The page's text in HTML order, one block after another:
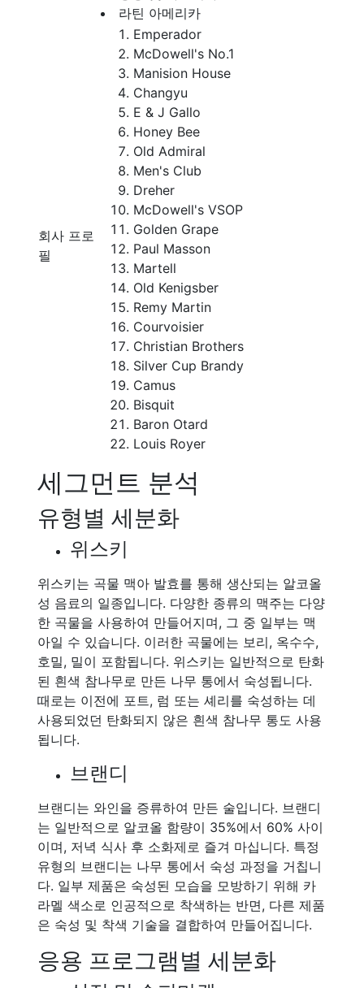
라틴 아메리카
회사 프로
필
Emperador
McDowell's No.1
Manision House
Changyu
E & J Gallo
Honey Bee
Old Admiral
Men's Club
Dreher
McDowell's VSOP
Golden Grape
Paul Masson
Martell
Old Kenigsber
Remy Martin
Courvoisier
Christian Brothers
Silver Cup Brandy
Camus
Bisquit
Baron Otard
Louis Royer
세그먼트 분석
유형별 세분화
위스키
위스키는 곡물 맥아 발효를 통해 생산되는 알코올
성 음료의 일종입니다. 다양한 종류의 맥주는 다양
한 곡물을 사용하여 만들어지며, 그 중 일부는 맥
아일 수 있습니다. 이러한 곡물에는 보리, 옥수수,
호밀, 밀이 포함됩니다. 위스키는 일반적으로 탄화
된 흰색 참나무로 만든 나무 통에서 숙성됩니다.
때로는 이전에 포트, 럼 또는 셰리를 숙성하는 데
사용되었던 탄화되지 않은 흰색 참나무 통도 사용
됩니다.
브랜디
브랜디는 와인을 증류하여 만든 술입니다. 브랜디
는 일반적으로 알코올 함량이 35%에서 60% 사이
이며, 저녁 식사 후 소화제로 즐겨 마십니다. 특정
유형의 브랜디는 나무 통에서 숙성 과정을 거칩니
다. 일부 제품은 숙성된 모습을 모방하기 위해 카
라멜 색소로 인공적으로 착색하는 반면, 다른 제품
은 숙성 및 착색 기술을 결합하여 만들어집니다.
응용 프로그램별 세분화